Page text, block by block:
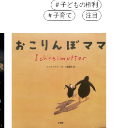
＃子どもの権利
＃子育て
注目